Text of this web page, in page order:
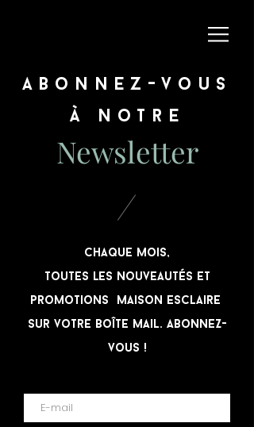
abonnez-vous
à notre
Newsletter
chaque mois,
Toutes les nouveautés et
promotions Maison Esclaire
sur votre boîte mail. ABoNNEZ-
vous !